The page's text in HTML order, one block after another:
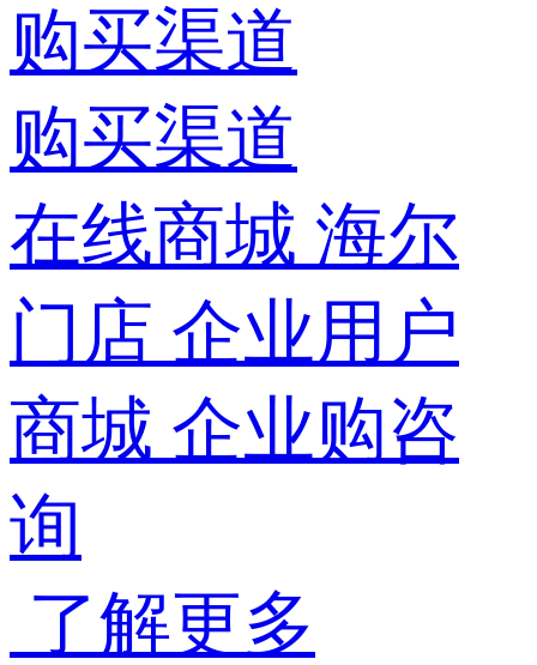
购买渠道
购买渠道
在线商城 海尔
门店 企业用户
商城 企业购咨
询
了解更多